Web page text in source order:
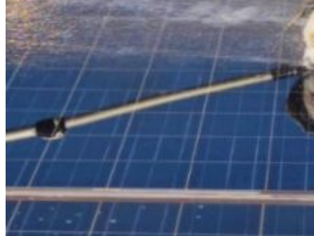
CONTATTI
INTERAGIAMO!
DICONO DI NOI
DICONO DI TESLA